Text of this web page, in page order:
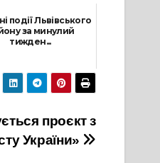
події Львівського
за минулий
тижден...
Жовтня, 2023
проєкт з
України»